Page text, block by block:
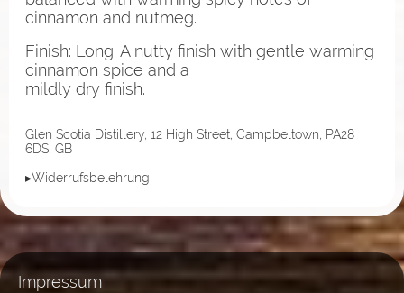
cinnamon and nutmeg.
Finish: Long. A nutty finish with gentle warming
cinnamon spice and a
mildly dry finish.
Glen Scotia Distillery, 12 High Street, Campbeltown, PA28
6DS, GB
▸Widerrufsbelehrung
Impressum